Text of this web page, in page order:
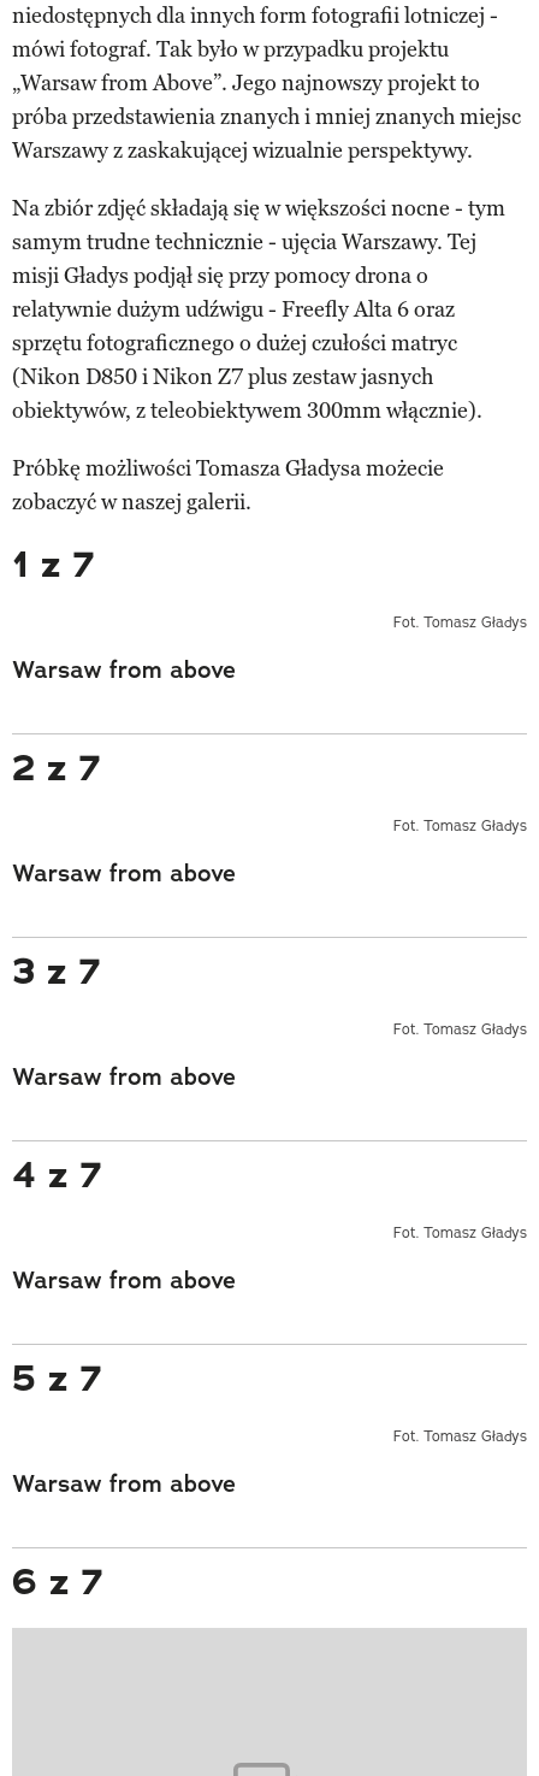
niedostępnych dla innych form fotografii lotniczej -
mówi fotograf. Tak było w przypadku projektu
„Warsaw from Above”. Jego najnowszy projekt to
próba przedstawienia znanych i mniej znanych miejsc
Warszawy z zaskakującej wizualnie perspektywy.
Na zbiór zdjęć składają się w większości nocne - tym
samym trudne technicznie - ujęcia Warszawy. Tej
misji Gładys podjął się przy pomocy drona o
relatywnie dużym udźwigu - Freefly Alta 6 oraz
sprzętu fotograficznego o dużej czułości matryc
(Nikon D850 i Nikon Z7 plus zestaw jasnych
obiektywów, z teleobiektywem 300mm włącznie).
Próbkę możliwości Tomasza Gładysa możecie
zobaczyć w naszej galerii.
1 z 7
Fot. Tomasz Gładys
Warsaw from above
2 z 7
Fot. Tomasz Gładys
Warsaw from above
3 z 7
Fot. Tomasz Gładys
Warsaw from above
4 z 7
Fot. Tomasz Gładys
Warsaw from above
5 z 7
Fot. Tomasz Gładys
Warsaw from above
6 z 7